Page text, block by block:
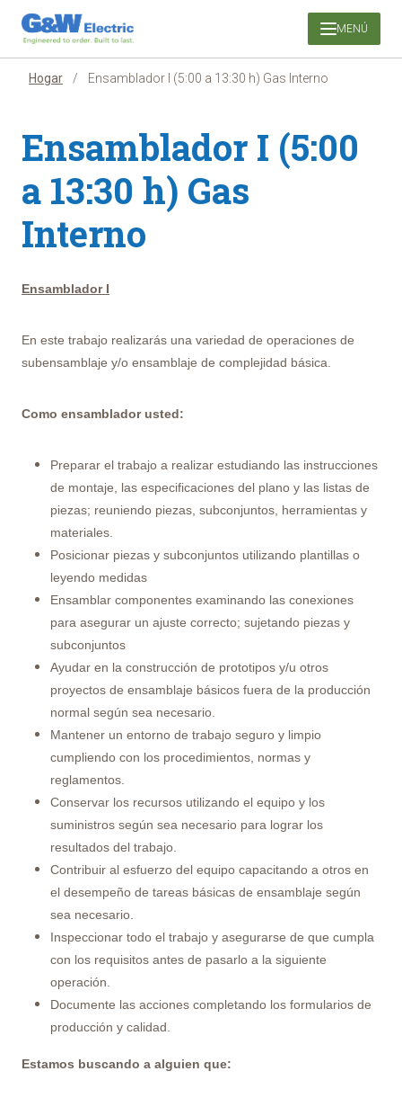
Saltar
contenido
MENÚ
Hogar / Ensamblador I (5:00 a 13:30 h) Gas Interno
Ensamblador I (5:00
a 13:30 h) Gas
Interno
Ensamblador I
En este trabajo realizarás una variedad de operaciones de
subensamblaje y/o ensamblaje de complejidad básica.
Como ensamblador usted:
Preparar el trabajo a realizar estudiando las instrucciones
de montaje, las especificaciones del plano y las listas de
piezas; reuniendo piezas, subconjuntos, herramientas y
materiales.
Posicionar piezas y subconjuntos utilizando plantillas o
leyendo medidas
Ensamblar componentes examinando las conexiones
para asegurar un ajuste correcto; sujetando piezas y
subconjuntos
Ayudar en la construcción de prototipos y/u otros
proyectos de ensamblaje básicos fuera de la producción
normal según sea necesario.
Mantener un entorno de trabajo seguro y limpio
cumpliendo con los procedimientos, normas y
reglamentos.
Conservar los recursos utilizando el equipo y los
suministros según sea necesario para lograr los
resultados del trabajo.
Contribuir al esfuerzo del equipo capacitando a otros en
el desempeño de tareas básicas de ensamblaje según
sea necesario.
Inspeccionar todo el trabajo y asegurarse de que cumpla
con los requisitos antes de pasarlo a la siguiente
operación.
Documente las acciones completando los formularios de
producción y calidad.
Estamos buscando a alguien que: